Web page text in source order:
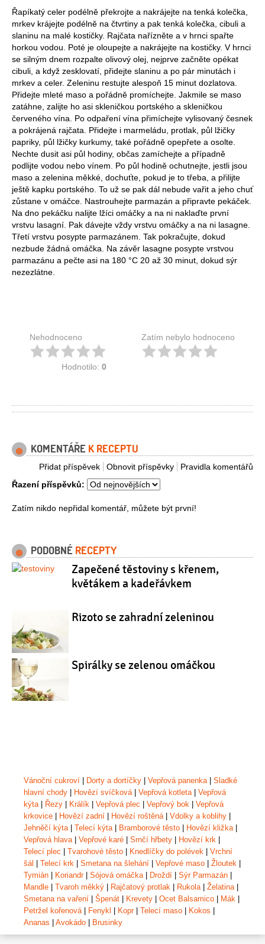
Řapíkatý celer podélně překrojte a nakrájejte na tenká kolečka,
mrkev krájejte podélně na čtvrtiny a pak tenká kolečka, cibuli a
slaninu na malé kostičky. Rajčata nařízněte a v hrnci spařte
horkou vodou. Poté je oloupejte a nakrájejte na kostičky. V hrnci
se silným dnem rozpalte olivový olej, nejprve začněte opékat
cibuli, a když zesklovatí, přidejte slaninu a po pár minutách i
mrkev a celer. Zeleninu restujte alespoň 15 minut dozlatova.
Přidejte mleté maso a pořádně promíchejte. Jakmile se maso
zatáhne, zalijte ho asi skleničkou portského a skleničkou
červeného vína. Po odpaření vína přimíchejte vylisovaný česnek
a pokrájená rajčata. Přidejte i marmeládu, protlak, půl lžičky
papriky, půl lžičky kurkumy, také pořádně opepřete a osolte.
Nechte dusit asi půl hodiny, občas zamíchejte a případně
podlijte vodou nebo vínem. Po půl hodině ochutnejte, jestli jsou
maso a zelenina měkké, dochuťte, pokud je to třeba, a přilijte
ještě kapku portského. To už se pak dál nebude vařit a jeho chuť
zůstane v omáčce. Nastrouhejte parmazán a připravte pekáček.
Na dno pekáčku nalijte lžíci omáčky a na ni naklaďte první
vrstvu lasagní. Pak dávejte vždy vrstvu omáčky a na ni lasagne.
Třetí vrstvu posypte parmazánem. Tak pokračujte, dokud
nezbude žádná omáčka. Na závěr lasagne posypte vrstvou
parmazánu a pečte asi na 180 °C 20 až 30 minut, dokud sýr
nezezlátne.
Nehodnoceno
Hodnotilo: 0
Zatím nebylo hodnoceno
KOMENTÁŘE K RECEPTU
Pravidla komentářů
Obnovit příspěvky
Přidat příspěvek
Řazení příspěvků:
Zatím nikdo nepřidal komentář, můžete být první!
PODOBNÉ RECEPTY
Zapečené těstoviny s křenem,
květákem a kadeřávkem
Rizoto se zahradní zeleninou
Spirálky se zelenou omáčkou
Vánoční cukroví | Dorty a dortíčky | Vepřová panenka | Sladké
hlavní chody | Hovězí svíčková | Vepřová kotleta | Vepřová
kýta | Řezy | Králík | Vepřová plec | Vepřový bok | Vepřová
krkovice | Hovězí zadní | Hovězí roštěná | Vdolky a koblihy |
Jehněčí kýta | Telecí kýta | Bramborové těsto | Hovězí kližka |
Vepřová hlava | Vepřové karé | Srnčí hřbety | Hovězí krk |
Telecí plec | Tvarohové těsto | Knedlíčky do polévek | Vrchní
šál | Telecí krk | Smetana na šlehání | Vepřové maso | Žloutek |
Tymián | Koriandr| Sójová omáčka | Droždí | Sýr Parmazán |
Mandle | Tvaroh měkký | Rajčatový protlak | Rukola | Želatina |
Smetana na vaření | Špenát | Krevety | Ocet Balsamico | Mák |
Petržel kořenová | Fenykl | Kopr| Telecí maso | Kokos |
Ananas | Avokádo | Brusinky